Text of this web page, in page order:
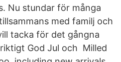
Nu stundar för många
med familj och
tacka för det gångna
God Jul och Milled